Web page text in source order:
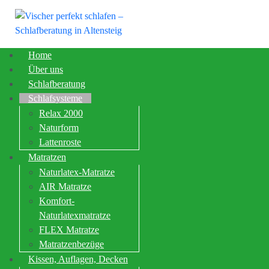
Home
Über uns
Schlafberatung
Schlafsysteme
Relax 2000
Naturform
Lattenroste
Matratzen
Naturlatex-Matratze
AIR Matratze
Komfort-
Naturlatexmatratze
FLEX Matratze
Matratzenbezüge
Kissen, Auflagen, Decken
Startseite Schlafsysteme
Individuelle Schlafsysteme
Ein ganzheitlich abgestimmtes Schlafsystem bildet die
gleichmäßig getragen wird und die Wirbelsäule in einer
Die Schlafsysteme von RELAX
Massivholzbetten, Naturlatex-Matratzen
langlebigen Nutzung bei.